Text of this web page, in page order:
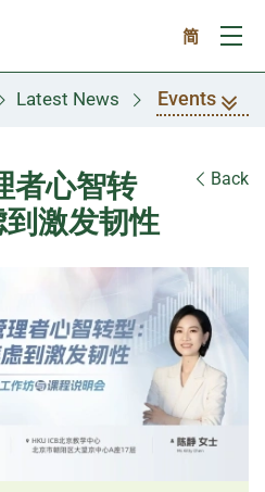
简
Latest News Events
者心智转
激发韧性
Back